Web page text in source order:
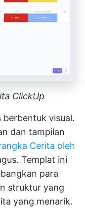
ClickUp
visual.
dan tampilan
Cerita oleh
Templat ini
para
struktur yang
yang menarik.